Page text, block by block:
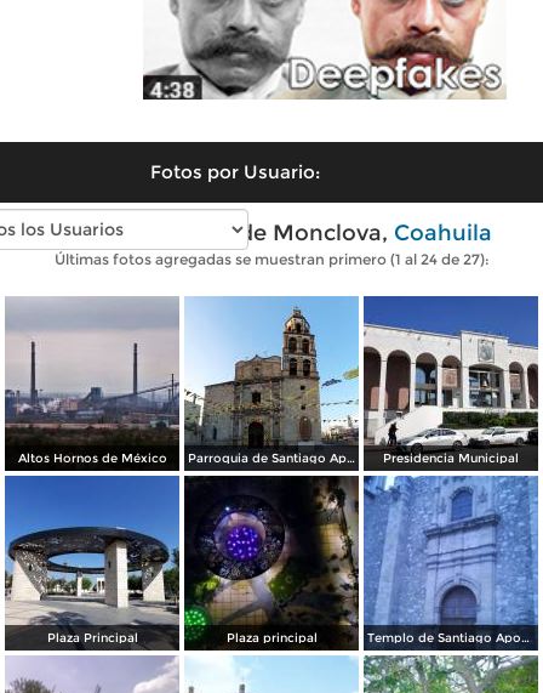
Fotos por Usuario:
Fotos modernas de Monclova, Coahuila
Últimas fotos agregadas se muestran primero (1 al 24 de 27):
Altos Hornos de México Parroquia de Santiago Apóstol Presidencia Municipal
Plaza Principal Plaza principal Templo de Santiago Apostol